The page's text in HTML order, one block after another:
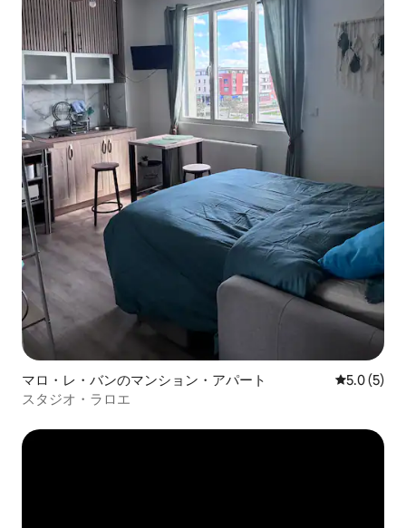
マロ・レ・バンのマンション・アパート レビュー5
5.0 (5)
スタジオ・ラロエ